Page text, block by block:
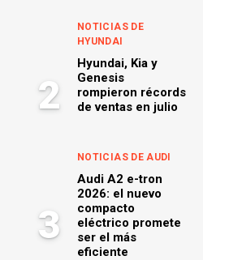
2
NOTICIAS DE
HYUNDAI
Hyundai, Kia y
Genesis
rompieron récords
de ventas en julio
3
NOTICIAS DE AUDI
Audi A2 e-tron
2026: el nuevo
compacto
eléctrico promete
ser el más
eficiente